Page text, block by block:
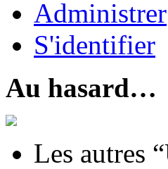
Administrer
S'identifier
Au hasard…
Les autres